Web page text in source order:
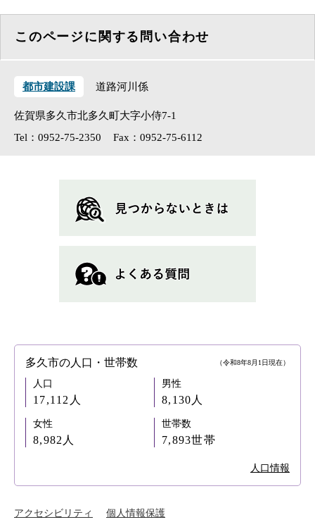
このページに関する問い合わせ
都市建設課 道路河川係
佐賀県多久市北多久町大字小侍7-1
Tel：0952-75-2350
Fax：0952-75-6112
多久市の人口・世帯数 （令和8年8月1日現在）
人口
17,112人
男性
8,130人
女性
8,982人
世帯数
7,893世帯
人口情報
アクセシビリティ 個人情報保護